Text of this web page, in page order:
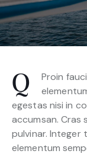
Q
Proin
egestas nisi in
accumsan. Cras
pulvinar. Integer
elementum